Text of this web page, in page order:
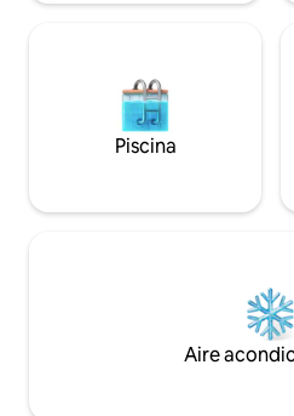
Piscina
Aire